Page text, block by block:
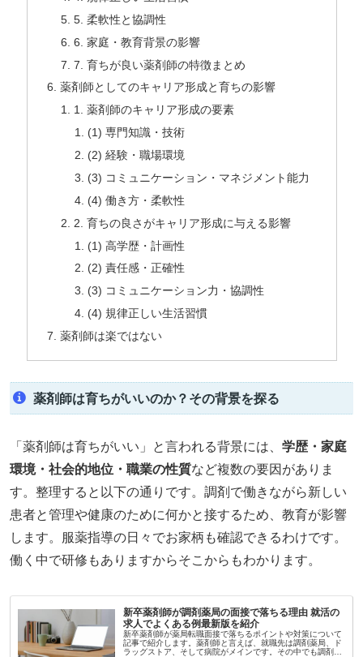
5. 柔軟性と協調性
6. 家庭・教育背景の影響
7. 育ちが良い薬剤師の特徴まとめ
薬剤師としてのキャリア形成と育ちの影響
1. 薬剤師のキャリア形成の要素
(1) 専門知識・技術
(2) 経験・職場環境
(3) コミュニケーション・マネジメント能力
(4) 働き方・柔軟性
2. 育ちの良さがキャリア形成に与える影響
(1) 高学歴・計画性
(2) 責任感・正確性
(3) コミュニケーション力・協調性
(4) 規律正しい生活習慣
薬剤師は楽ではない
薬剤師は育ちがいいのか？その背景を探る
「薬剤師は育ちがいい」と言われる背景には、 学歴・家庭
環境・社会的地位・職業の性質など複数の要因がありま
す。整理すると以下の通りです。調剤で働きながら新しい
患者と管理や健康のために何かと接するため、教育が影響
します。服薬指導の日々でお家柄も確認できるわけです。
働く中で研修もありますからそこからもわかります。
新卒薬剤師が調剤薬局の面接で落ちる理由 就活の
求人でよくある例最新版を紹介
新卒薬剤師が薬局転職面接で落ちるポイントや対策について
記事で紹介します。薬剤師と言えば、就職先は調剤薬局、ド
ラッグストア、そして病院がメインです。その中でも調剤薬